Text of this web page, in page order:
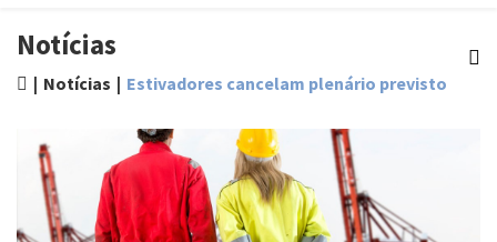
Notícias
Notícias Estivadores cancelam plenário previsto